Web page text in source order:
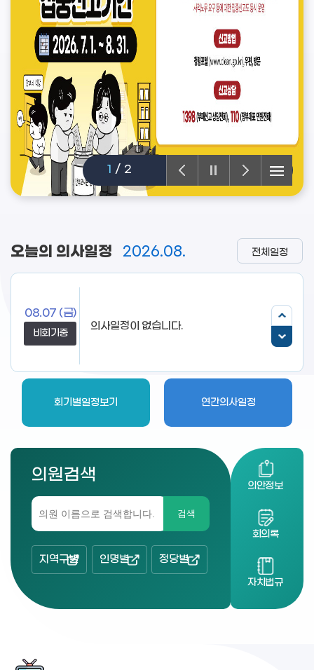
1 / 2
오늘의 의사일정 2026.08.
08.07 (금)
비회기중
의사일정이 없습니다.
회기별일정보기 연간의사일정
전체일정
의원검색
검색
지역구별 인명별 정당별
의안정보
회의록
자치법규